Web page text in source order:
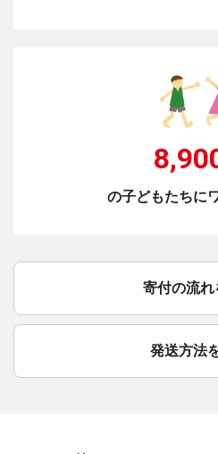
の子どもたちに
寄付の流れ
発送方法